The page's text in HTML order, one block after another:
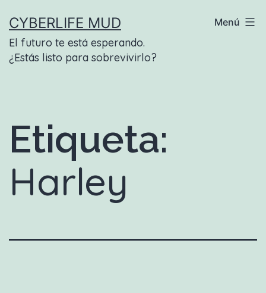
contenido
CYBERLIFE MUD
El futuro te está esperando.
¿Estás listo para sobrevivirlo?
Menú
Etiqueta:
Harley